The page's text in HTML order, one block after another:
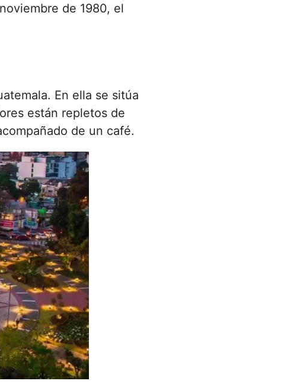
de 1980, el
En ella se sitúa
están repletos de
de un café.